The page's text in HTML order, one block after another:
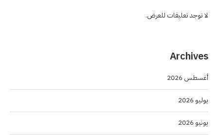
لا توجد تعليقات للعرض.
Archives
أغسطس 2026
يوليو 2026
يونيو 2026